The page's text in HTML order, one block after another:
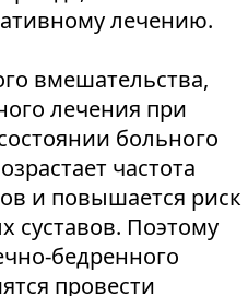
лечению.
вмешательства,
лечения при
больного
частота
и повышается риск
Поэтому
бедренного
провести